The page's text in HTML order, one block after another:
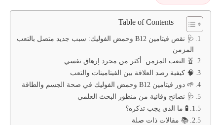
Table of Contents
🩺 نقص فيتامين B12 وحمض الفوليك: سبب جديد متصل بالتعب
المزمن
🧬 التعب المزمن: أكثر من مجرد إرهاق نفسي
🧠 كيفية رصد العلاقة بين الفيتامينات والتعب
🌱 دور فيتامين B12 وحمض الفوليك في صحة الجسم والطاقة
🩺 نصائح وقائية من منظور البحث العلمي
🧪 ما الذي يجب تذكره؟
📚 مقالات ذات صلة